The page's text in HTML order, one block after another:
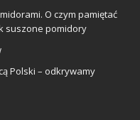
O czym pamiętać
suszone pomidory
Polski – odkrywamy